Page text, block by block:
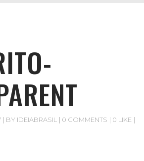
BY IDEIABRASIL 0 COMMENTS 0 LIKE